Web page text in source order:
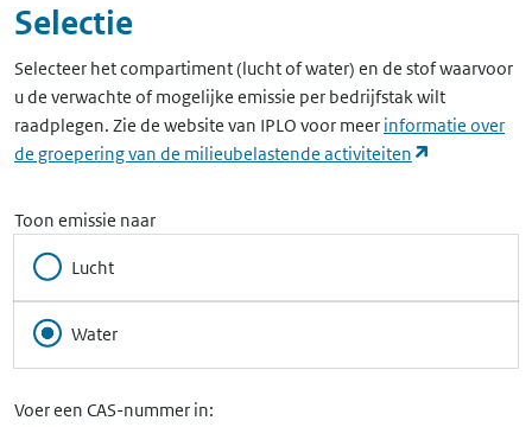
Selectie
Selecteer het compartiment (lucht of water) en de stof waarvoor
u de verwachte of mogelijke emissie per bedrijfstak wilt
raadplegen. Zie de website van IPLO voor meer informatie over
de groepering van de milieubelastende activiteiten
Toon emissie naar
Lucht
Water
Voer een CAS-nummer in: